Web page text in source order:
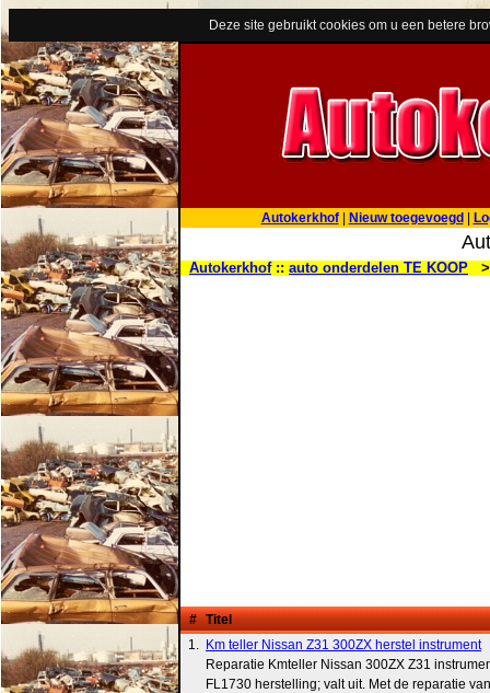
Deze site gebruikt cookies om u een betere
Autokerkhof| Nieuw toegevoegd
Autokerkhof:: auto onderdelen TE KOOP
# Titel
1.
Km teller Nissan Z31 300ZX herstel instrument
Reparatie Kmteller Nissan 300ZX Z31
FL1730 herstelling; valt uit. Met de reparatie